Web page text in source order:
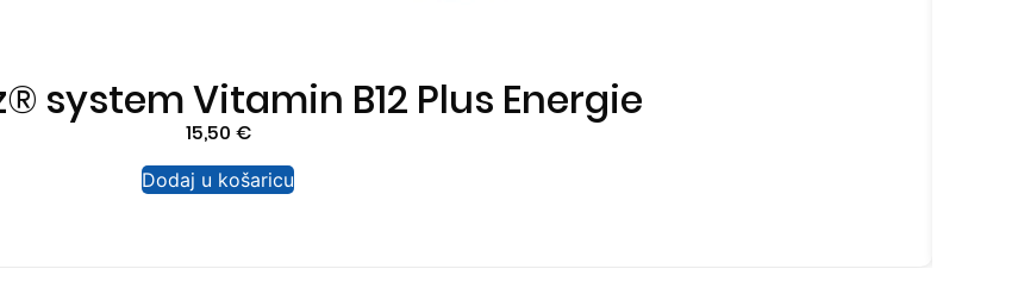
system Vitamin B12 Plus Energie
15,50 €
Dodaj u košaricu